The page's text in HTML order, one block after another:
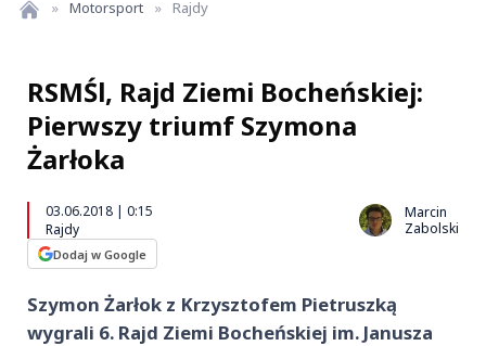
» Motorsport » Rajdy
RSMŚl, Rajd Ziemi Bocheńskiej:
Pierwszy triumf Szymona
Żarłoka
03.06.2018 | 0:15
Rajdy
Dodaj w Google
Marcin
Zabolski
Szymon Żarłok z Krzysztofem Pietruszką
wygrali 6. Rajd Ziemi Bocheńskiej im. Janusza